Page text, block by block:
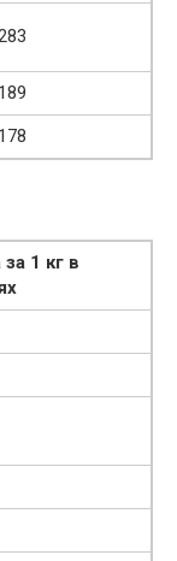
1 кг в